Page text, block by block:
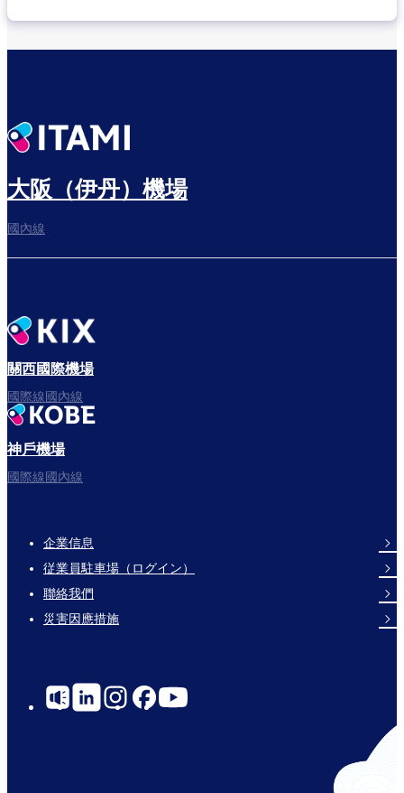
往登機門
祝您飛行愉快。
大阪（伊丹）機場
國內線
關西國際機場
國際線國內線
神戶機場
國際線國內線
Footer
Links
企業信息
従業員駐車場（ログイン）
聯絡我們
災害因應措施
Social